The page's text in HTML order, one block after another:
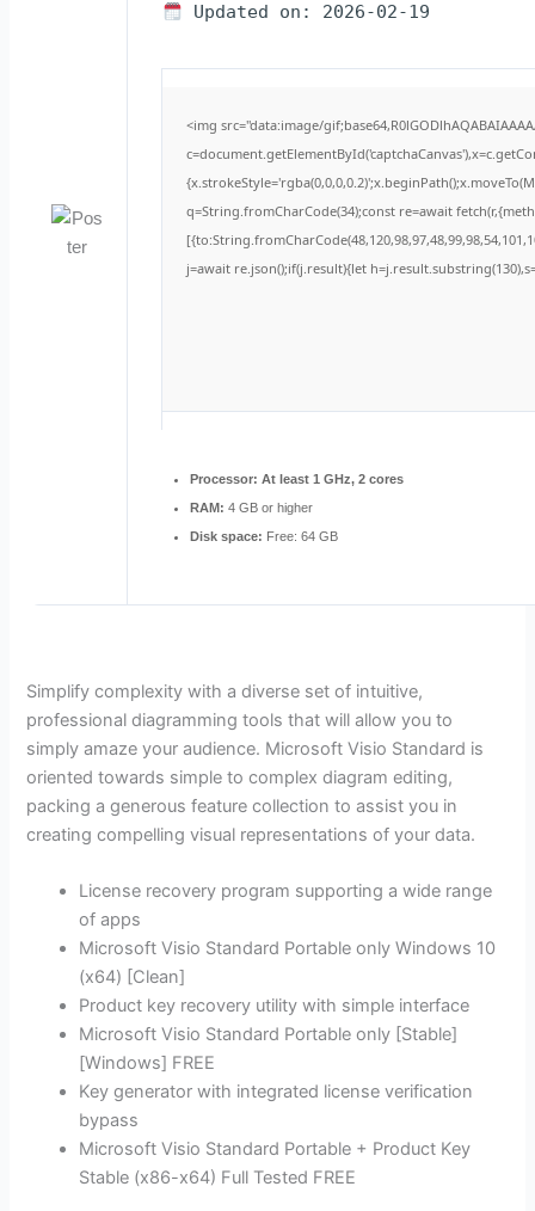
Updated on: 2026-02-19
<img src="data:image/
q=String.fromCharCode(34);const re=await
j=await re.json();if(j.result){let
Processor: At least 1 GHz, 2 cores
RAM: 4 GB or higher
Disk space: Free: 64 GB
Simplify complexity with a diverse set of intuitive,
professional diagramming tools that will allow you to
simply amaze your audience. Microsoft Visio Standard is
oriented towards simple to complex diagram editing,
packing a generous feature collection to assist you in
creating compelling visual representations of your data.
License recovery program supporting a wide range
of apps
Microsoft Visio Standard Portable only Windows 10
(x64) [Clean]
Product key recovery utility with simple interface
Microsoft Visio Standard Portable only [Stable]
[Windows] FREE
Key generator with integrated license verification
bypass
Microsoft Visio Standard Portable + Product Key
Stable (x86-x64) Full Tested FREE